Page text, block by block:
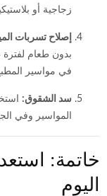
زجاجية أو
إصلاح تسربات
بدون طعام لفترة
في مواسير
سد الشقوق:
المواسير وفي
خاتمة:
اليوم